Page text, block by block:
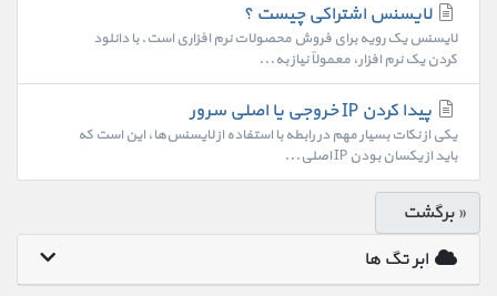
لایسنس اشتراکی چیست ؟
لایسنس یک رویه برای فروش محصولات نرم افزاری است. با دانلود
کردن یک نرم افزار، معمولاً نیاز به...
پیدا کردن IP خروجی یا اصلی سرور
یکی از نکات بسیار مهم در رابطه با استفاده از لایسنس‌ها، این است که
باید از یکسان بودن IP اصلی...
« برگشت
ابر تگ ها